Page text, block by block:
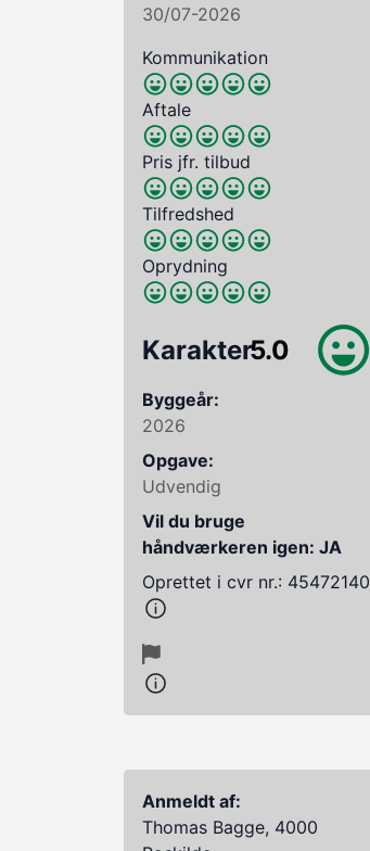
30/07-2026
Kommunikation
Aftale
Pris jfr. tilbud
Tilfredshed
Oprydning
Karakter5.0
Byggeår:
2026
Opgave:
Udvendig
Vil du bruge
håndværkeren igen: JA
Oprettet i cvr nr.: 45472140
Anmeldt af:
Thomas Bagge, 4000